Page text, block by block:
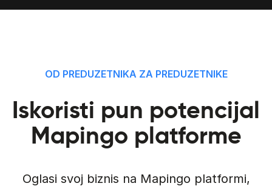
OD PREDUZETNIKA ZA PREDUZETNIKE
Iskoristi pun potencijal
Mapingo platforme
Oglasi svoj biznis na Mapingo platformi,